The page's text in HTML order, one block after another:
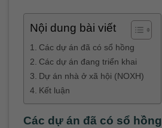
Nội dung bài viết
Các dự án đã có sổ hồng
Các dự án đang triển khai
Dự án nhà ở xã hội (NOXH)
Kết luận
Các dự án đã có sổ hồng